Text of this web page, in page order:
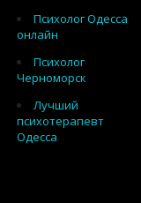
Психолог Одесса
онлайн
Психолог
Черноморск
Лучший
психотерапевт
Одесса